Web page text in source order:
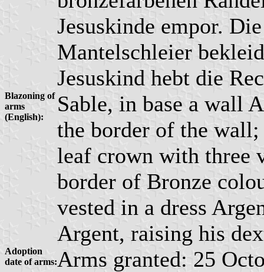
Jesuskinde empor.
Mantelschleier
Jesuskind hebt die
Blazoning of
arms
(English):
Sable, in base a wall
the border of the wall;
leaf crown with three
border of Bronze
vested in a dress
Argent, raising his
Adoption
date of arms:Arms granted: 25